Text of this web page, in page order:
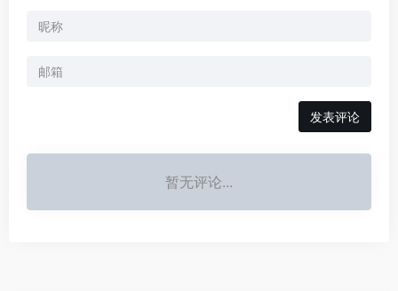
发表评论
暂无评论...